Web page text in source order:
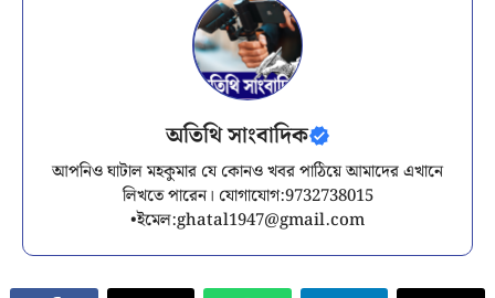
অতিথি সাংবাদিক
আপনিও ঘাটাল মহকুমার যে কোনও খবর পাঠিয়ে আমাদের এখানে
লিখতে পারেন। যোগাযোগ:9732738015
•ইমেল:ghatal1947@gmail.com